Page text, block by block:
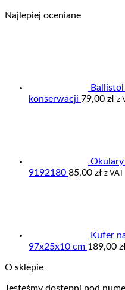
od
Najlepiej oceniane
konserwacji 79,00 zł z
Okulary
9192180 85,00 zł z VAT
Kufer
97x25x10 cm 189,00
O sklepie